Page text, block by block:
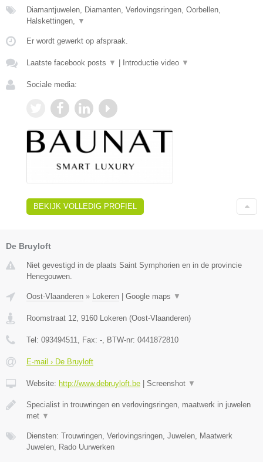
Diamantjuwelen, Diamanten, Verlovingsringen, Oorbellen,
Halskettingen, ▼
Er wordt gewerkt op afspraak.
Laatste facebook posts ▼ Introductie video ▼
Sociale media:
BEKIJK VOLLEDIG PROFIEL
De Bruyloft
Niet gevestigd in de plaats Saint Symphorien en in de provincie
Henegouwen.
Oost-Vlaanderen » Lokeren Google maps ▼
Roomstraat 12, 9160 Lokeren (Oost-Vlaanderen)
Tel: 093494511, Fax: -, BTW-nr: 0441872810
E-mail › De Bruyloft
Website: http://www.debruyloft.be Screenshot ▼
Specialist in trouwringen en verlovingsringen, maatwerk in juwelen
met ▼
Diensten: Trouwringen, Verlovingsringen, Juwelen, Maatwerk
Juwelen, Rado Uurwerken